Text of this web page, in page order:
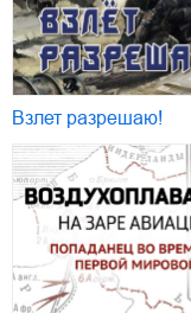
Взлет разрешаю!